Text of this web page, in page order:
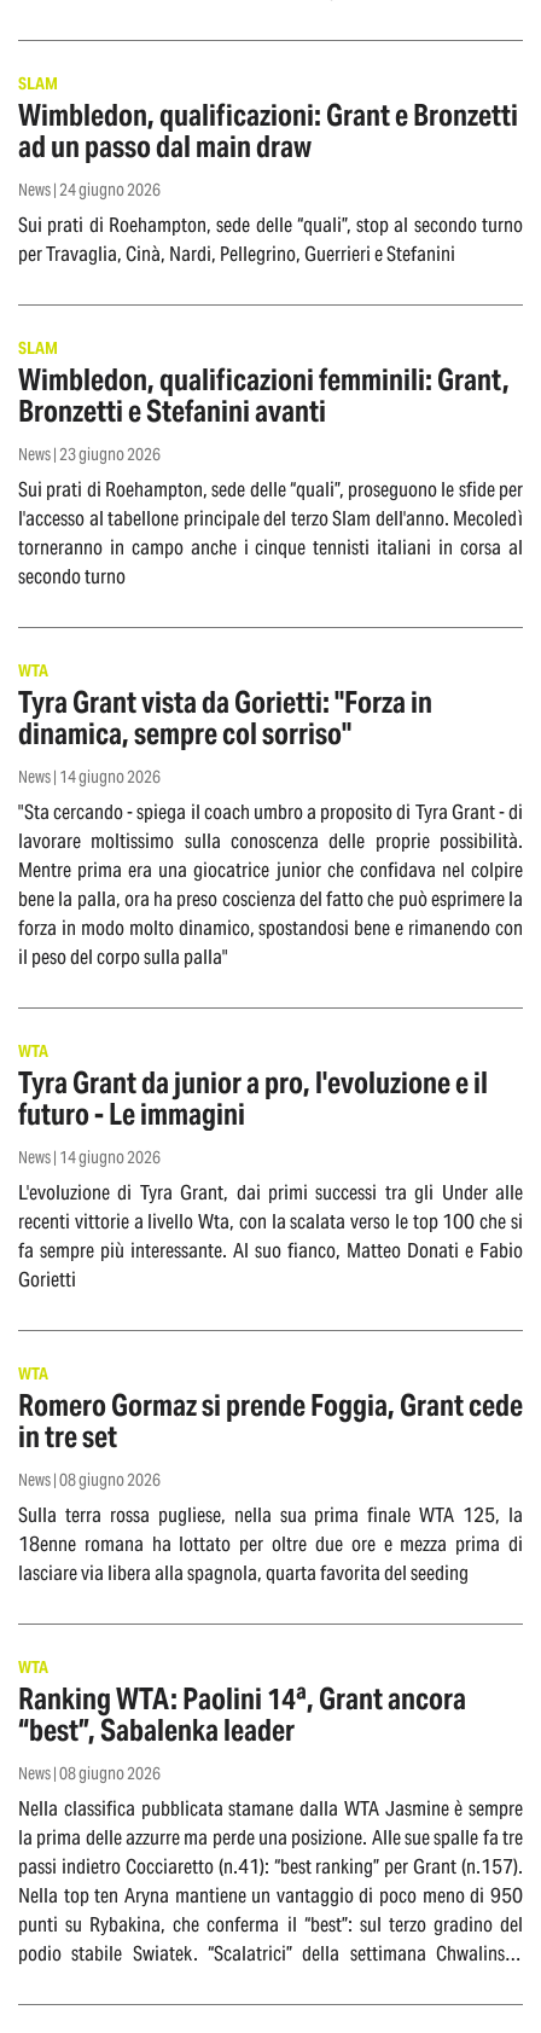
SLAM
Wimbledon, qualificazioni: Grant e Bronzetti
ad un passo dal main draw
News | 24 giugno 2026
Sui prati di Roehampton, sede delle “quali”, stop al secondo turno
per Travaglia, Cinà, Nardi, Pellegrino, Guerrieri e Stefanini
SLAM
Wimbledon, qualificazioni femminili: Grant,
Bronzetti e Stefanini avanti
News | 23 giugno 2026
Sui prati di Roehampton, sede delle “quali”, proseguono le sfide per
l'accesso al tabellone principale del terzo Slam dell'anno. Mecoledì
torneranno in campo anche i cinque tennisti italiani in corsa al
secondo turno
WTA
Tyra Grant vista da Gorietti: "Forza in
dinamica, sempre col sorriso"
News | 14 giugno 2026
"Sta cercando - spiega il coach umbro a proposito di Tyra Grant - di
lavorare moltissimo sulla conoscenza delle proprie possibilità.
Mentre prima era una giocatrice junior che confidava nel colpire
bene la palla, ora ha preso coscienza del fatto che può esprimere la
forza in modo molto dinamico, spostandosi bene e rimanendo con
il peso del corpo sulla palla"
WTA
Tyra Grant da junior a pro, l'evoluzione e il
futuro - Le immagini
News | 14 giugno 2026
L'evoluzione di Tyra Grant, dai primi successi tra gli Under alle
recenti vittorie a livello Wta, con la scalata verso le top 100 che si
fa sempre più interessante. Al suo fianco, Matteo Donati e Fabio
Gorietti
WTA
Romero Gormaz si prende Foggia, Grant cede
in tre set
News | 08 giugno 2026
Sulla terra rossa pugliese, nella sua prima finale WTA 125, la
18enne romana ha lottato per oltre due ore e mezza prima di
lasciare via libera alla spagnola, quarta favorita del seeding
WTA
Ranking WTA: Paolini 14ª, Grant ancora
“best”, Sabalenka leader
News | 08 giugno 2026
Nella classifica pubblicata stamane dalla WTA Jasmine è sempre
la prima delle azzurre ma perde una posizione. Alle sue spalle fa tre
passi indietro Cocciaretto (n.41): “best ranking” per Grant (n.157).
Nella top ten Aryna mantiene un vantaggio di poco meno di 950
punti su Rybakina, che conferma il “best”: sul terzo gradino del
podio stabile Swiatek. “Scalatrici” della settimana Chwalinska